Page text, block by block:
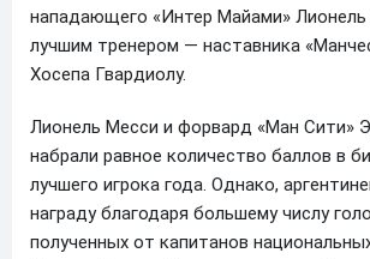
нападающего «Интер Майами» Лионель
лучшим тренером — наставника
Хосепа Гвардиолу.
Лионель Месси и форвард «Ман Сити»
набрали равное количество баллов в
лучшего игрока года. Однако,
награду благодаря большему числу
полученных от капитанов